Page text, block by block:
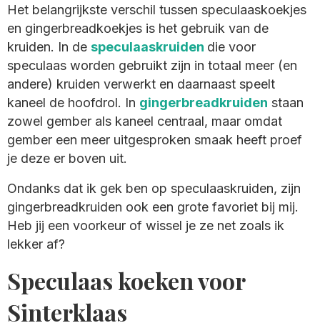
Het belangrijkste verschil tussen speculaaskoekjes
en gingerbreadkoekjes is het gebruik van de
kruiden. In de speculaaskruiden die voor
speculaas worden gebruikt zijn in totaal meer (en
andere) kruiden verwerkt en daarnaast speelt
kaneel de hoofdrol. In gingerbreadkruiden staan
zowel gember als kaneel centraal, maar omdat
gember een meer uitgesproken smaak heeft proef
je deze er boven uit.
Ondanks dat ik gek ben op speculaaskruiden, zijn
gingerbreadkruiden ook een grote favoriet bij mij.
Heb jij een voorkeur of wissel je ze net zoals ik
lekker af?
Speculaas koeken voor
Sinterklaas